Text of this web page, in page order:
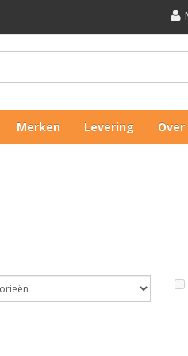
Merken Levering Over